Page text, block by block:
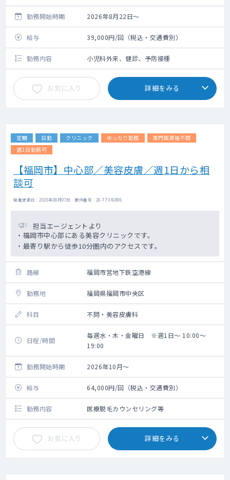
勤務開始時期 2026年8月22日～
給与 39,000円/回（税込・交通費別）
勤務内容 小児科外来、健診、予防接種
お気に入り 詳細をみる
定期 日勤 クリニック ゆったり勤務
専門医資格不問
週1日勤務可
【福岡市】中心部／美容皮膚／週1日から相
談可
掲載更新日 : 2026年08月07日 案件番号 : 26-TF341806
担当エージェントより
・福岡市中心部にある美容クリニックです。
・最寄り駅から徒歩10分圏内のアクセスです。
路線 福岡市営地下鉄空港線
勤務地 福岡県福岡市中央区
科目 不問・美容皮膚科
日程/時間
毎週水・木・金曜日 ※週1日～ 10:00～
19:00
勤務開始時期 2026年10月～
給与 64,000円/回（税込・交通費別）
勤務内容 医療脱毛カウンセリング等
お気に入り 詳細をみる